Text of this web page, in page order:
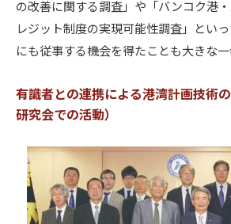
の改善に関する調査」や「バンコク港
レジット制度の実現可能性調査」とい
にも従事する機会を得たことも大きな一
有識者との連携による港湾計画技術
研究会での活動）